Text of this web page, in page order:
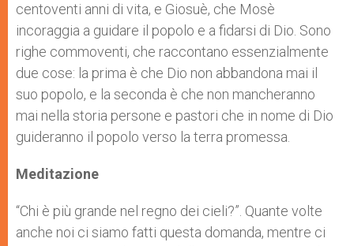
centoventi anni di vita, e Giosuè, che Mosè
incoraggia a guidare il popolo e a fidarsi di Dio. Sono
righe commoventi, che raccontano essenzialmente
due cose: la prima è che Dio non abbandona mai il
suo popolo, e la seconda è che non mancheranno
mai nella storia persone e pastori che in nome di Dio
guideranno il popolo verso la terra promessa.
Meditazione
“Chi è più grande nel regno dei cieli?”. Quante volte
anche noi ci siamo fatti questa domanda, mentre ci